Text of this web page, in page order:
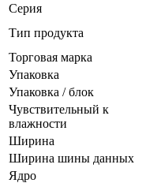
Серия
Тип продукта
Торговая марка
Упаковка
Упаковка / блок
Чувствительный к
влажности
Ширина
Ширина шины данных
Ядро